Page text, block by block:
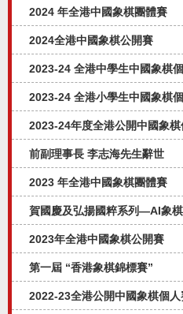
2024 年全港中國象棋團體賽
2024全港中國象棋公開賽
2023-24 全港中學生中國象棋
2023-24 全港小學生中國象棋
2023-24年度全港公開中國象棋
前副理事長 李志海先生辭世
2023 年全港中國象棋團體賽
賀國慶及弘揚國粹系列—AI象
2023年全港中國象棋公開賽
第一屆 “香港象棋錦標賽”
2022-23全港公開中國象棋個人